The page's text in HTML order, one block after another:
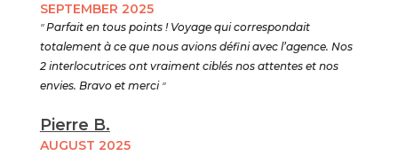
SEPTEMBER 2025
"Parfait en tous points ! Voyage qui correspondait
totalement à ce que nous avions défini avec l’agence. Nos
2 interlocutrices ont vraiment ciblés nos attentes et nos
envies. Bravo et merci "
Pierre B.
AUGUST 2025